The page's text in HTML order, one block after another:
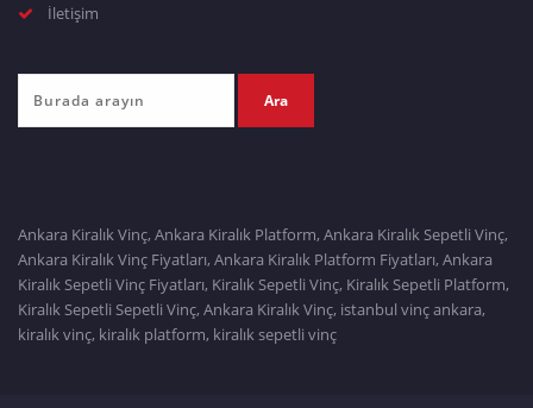
İletişim
Ankara Kiralık Vinç, Ankara Kiralık Platform, Ankara Kiralık Sepetli Vinç,
Ankara Kiralık Vinç Fiyatları, Ankara Kiralık Platform Fiyatları, Ankara
Kiralık Sepetli Vinç Fiyatları, Kiralık Sepetli Vinç, Kiralık Sepetli Platform,
Kiralık Sepetli Sepetli Vinç, Ankara Kiralık Vinç, istanbul vinç ankara,
kiralık vinç, kiralık platform, kiralık sepetli vinç